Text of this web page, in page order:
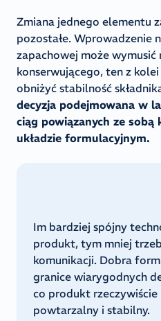
Zmiana jednego elementu
pozostałe. Wprowadzenie
zapachowej może
konserwującego, ten z
obniżyć stabilność
decyzja podejmowana w
ciąg powiązanych ze sobą
układzie formulacyjnym.
Im bardziej spójny
produkt, tym mniej
komunikacji. Dobra
granice wiarygodnych
co produkt rzeczywiście
powtarzalny i stabilny.